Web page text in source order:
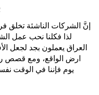
إنَّ الشركات الناشئة
لذا فكلنا نحب عمل
العراق يعملون بجد لجعل
ارض الواقع، ومع قصص
يوم فإننا في الوقت